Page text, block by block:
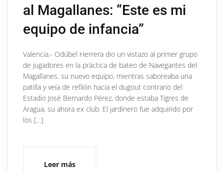
al Magallanes: “Este es mi
equipo de infancia”
Valencia.- Odúbel Herrera dio un vistazo al primer grupo
de jugadores en la práctica de bateo de Navegantes del
Magallanes, su nuevo equipo, mientras saboreaba una
patilla y veía de refilón hacia el dugout contrario del
Estadio José Bernardo Pérez, donde estaba Tigres de
Aragua, su ahora ex club. El jardinero fue adquirido por
los […]
Leer más